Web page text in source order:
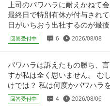
年収300万円〜500万円
【職種】管理＞経理（財務会計） 【
ア ※会員属性などに応じ、…続きを見
株式会社ダイケンホールディングス
正社員 土日休み U・IターンOK 職
【職種】管理＞総務 【業種】不動産
該求人をビズリーチ上で閲覧…続きを
上司のパワハラに耐えかねて
最終日で特別有休が付与され
日がいちおう出社するのが最
回答受付中 6 2026/08/08
パワハラは訴えたもの勝ち、
すが私は全く思いません。 む
けでは？ 私は何度かパワハラ
回答受付中 4 2026/08/06